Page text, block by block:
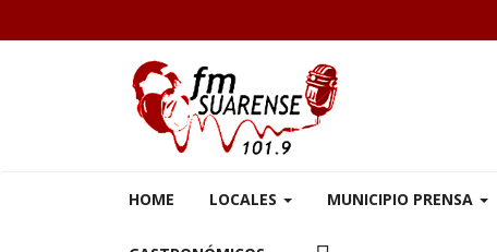
HOME LOCALES MUNICIPIO PRENSA